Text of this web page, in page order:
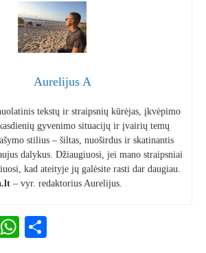
Aurelijus A
tekstų ir straipsnių kūrėjas, įkvėpimo
gyvenimo situacijų ir įvairių temų
stilius – šiltas, nuoširdus ir skatinantis
dalykus. Džiaugiuosi, jei mano straipsniai
kad ateityje jų galėsite rasti dar daugiau.
– vyr. redaktorius Aurelijus.
TwitterWhatsApp